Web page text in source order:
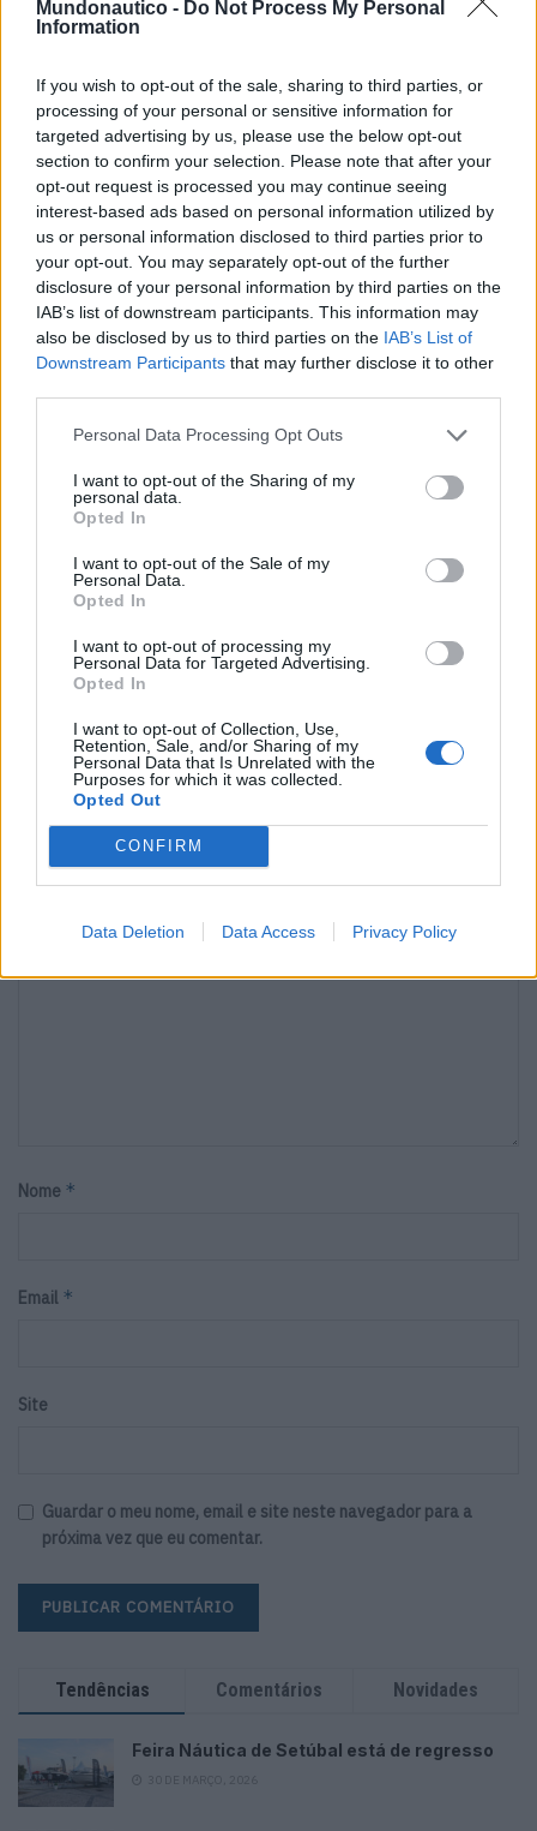
Mundonautico - Do Not Process My Personal
Information
If you wish to opt-out of the sale, sharing to third parties, or
processing of your personal or sensitive information for
targeted advertising by us, please use the below opt-out
section to confirm your selection. Please note that after your
opt-out request is processed you may continue seeing
interest-based ads based on personal information utilized by
us or personal information disclosed to third parties prior to
your opt-out. You may separately opt-out of the further
disclosure of your personal information by third parties on the
IAB’s list of downstream participants. This information may
also be disclosed by us to third parties on the IAB’s List of
Downstream Participants that may further disclose it to other
Personal Data Processing Opt Outs
I want to opt-out of the Sharing of my
personal data.
Opted In
I want to opt-out of the Sale of my
Personal Data.
Opted In
I want to opt-out of processing my
Personal Data for Targeted Advertising.
Opted In
I want to opt-out of Collection, Use,
Retention, Sale, and/or Sharing of my
Personal Data that Is Unrelated with the
Purposes for which it was collected.
Opted Out
CONFIRM
Data Deletion Data Access Privacy Policy
Seeking Adventure, um filme para lançar o
novo D36 Cabin
VICTORIA CALDERON 7 DE AGOSTO, 2026
Náutica de recreio cresce em Portugal, mas relatório
REDAÇÃO 6 DE AGOSTO, 2026
Deixe um comentário
marcados com*
Nome *
Email *
Site
Guardar o meu nome, email e site neste navegador para a
próxima vez que eu comentar.
Tendências Comentários Novidades
Feira Náutica de Setúbal está de regresso